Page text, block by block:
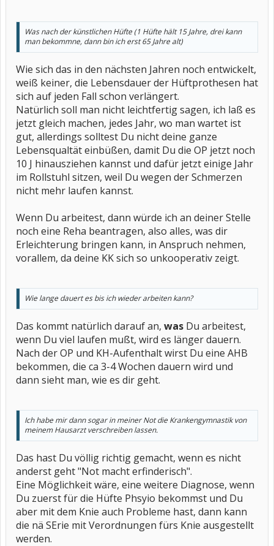
Was nach der künstlichen Hüfte (1 Hüfte hält 15 Jahre, drei kann
man bekommne, dann bin ich erst 65 Jahre alt)
Wie sich das in den nächsten Jahren noch entwickelt,
weiß keiner, die Lebensdauer der Hüftprothesen hat
sich auf jeden Fall schon verlängert.
Natürlich soll man nicht leichtfertig sagen, ich laß es
jetzt gleich machen, jedes Jahr, wo man wartet ist
gut, allerdings solltest Du nicht deine ganze
Lebensqualtät einbüßen, damit Du die OP jetzt noch
10 J hinausziehen kannst und dafür jetzt einige Jahr
im Rollstuhl sitzen, weil Du wegen der Schmerzen
nicht mehr laufen kannst.
Wenn Du arbeitest, dann würde ich an deiner Stelle
noch eine Reha beantragen, also alles, was dir
Erleichterung bringen kann, in Anspruch nehmen,
vorallem, da deine KK sich so unkooperativ zeigt.
Wie lange dauert es bis ich wieder arbeiten kann?
Das kommt natürlich darauf an, was Du arbeitest,
wenn Du viel laufen mußt, wird es länger dauern.
Nach der OP und KH-Aufenthalt wirst Du eine AHB
bekommen, die ca 3-4 Wochen dauern wird und
dann sieht man, wie es dir geht.
Ich habe mir dann sogar in meiner Not die Krankengymnastik von
meinem Hausarzt verschreiben lassen.
Das hast Du völlig richtig gemacht, wenn es nicht
anderst geht "Not macht erfinderisch".
Eine Möglichkeit wäre, eine weitere Diagnose, wenn
Du zuerst für die Hüfte Phsyio bekommst und Du
aber mit dem Knie auch Probleme hast, dann kann
die nä SErie mit Verordnungen fürs Knie ausgestellt
werden.